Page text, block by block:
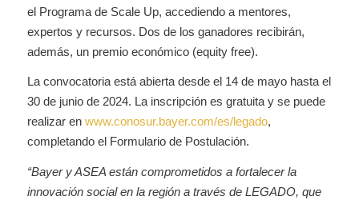
el Programa de Scale Up, accediendo a mentores,
expertos y recursos. Dos de los ganadores recibirán,
además, un premio económico (equity free).
La convocatoria está abierta desde el 14 de mayo hasta el
30 de junio de 2024. La inscripción es gratuita y se puede
realizar en www.conosur.bayer.com/es/legado,
completando el Formulario de Postulación.
“Bayer y ASEA están comprometidos a fortalecer la
innovación social en la región a través de LEGADO, que